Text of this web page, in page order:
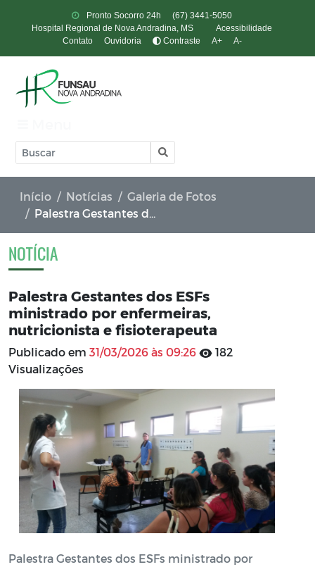
Pronto Socorro 24h
(67) 3441-5050
Hospital Regional de Nova Andradina, MS
Acessibilidade
Contato
Ouvidoria Contraste A+ A-
Início Notícias
Galeria de Fotos
Palestra Gestantes dos ESFs ministrado por enfermeiras, nutricionista e fisioterapeuta
NOTÍCIA
Palestra Gestantes dos ESFs
ministrado por enfermeiras,
nutricionista e fisioterapeuta
Publicado em 31/03/2026 às 09:26
182
Visualizações
Palestra Gestantes dos ESFs ministrado por